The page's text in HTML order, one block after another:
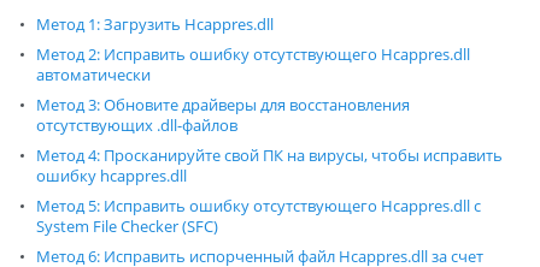
Метод 1: Загрузить Hcappres.dll
Метод 2: Исправить ошибку отсутствующего Hcappres.dll
автоматически
Метод 3: Обновите драйверы для восстановления
отсутствующих .dll-файлов
Метод 4: Просканируйте свой ПК на вирусы, чтобы исправить
ошибку hcappres.dll
Метод 5: Исправить ошибку отсутствующего Hcappres.dll с
System File Checker (SFC)
Метод 6: Исправить испорченный файл Hcappres.dll за счет